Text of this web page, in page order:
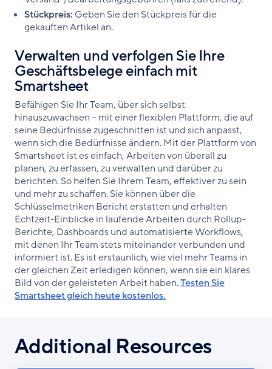
Stückpreis: Geben Sie den Stückpreis für die
gekauften Artikel an.
Verwalten und verfolgen Sie Ihre
Geschäftsbelege einfach mit
Smartsheet
Befähigen Sie Ihr Team, über sich selbst
hinauszuwachsen – mit einer flexiblen Plattform, die auf
seine Bedürfnisse zugeschnitten ist und sich anpasst,
wenn sich die Bedürfnisse ändern. Mit der Plattform von
Smartsheet ist es einfach, Arbeiten von überall zu
planen, zu erfassen, zu verwalten und darüber zu
berichten. So helfen Sie Ihrem Team, effektiver zu sein
und mehr zu schaffen. Sie können über die
Schlüsselmetriken Bericht erstatten und erhalten
Echtzeit-Einblicke in laufende Arbeiten durch Rollup-
Berichte, Dashboards und automatisierte Workflows,
mit denen Ihr Team stets miteinander verbunden und
informiert ist. Es ist erstaunlich, wie viel mehr Teams in
der gleichen Zeit erledigen können, wenn sie ein klares
Bild von der geleisteten Arbeit haben.Testen Sie
Smartsheet gleich heute kostenlos.
Additional Resources